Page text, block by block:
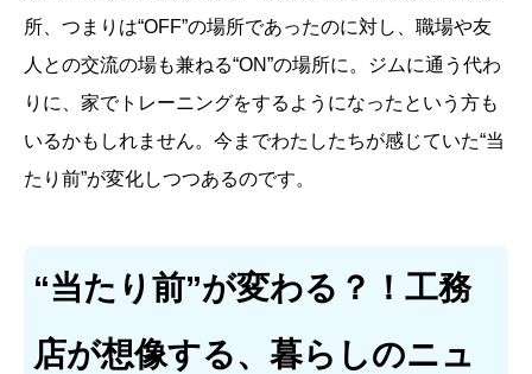
所、つまりは“OFF”の場所であったのに対し、職場や友
人との交流の場も兼ねる“ON”の場所に。ジムに通う代わ
りに、家でトレーニングをするようになったという方も
いるかもしれません。今までわたしたちが感じていた“当
たり前”が変化しつつあるのです。
“当たり前”が変わる？！工務
店が想像する、暮らしのニュ